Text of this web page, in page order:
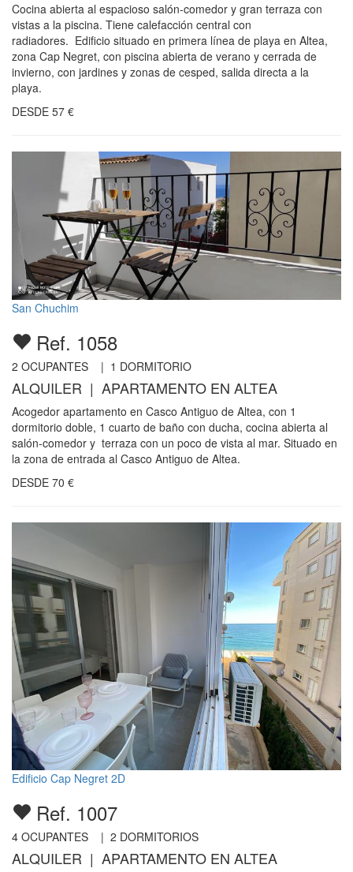
Cocina abierta al espacioso salón-comedor y gran terraza con
vistas a la piscina. Tiene calefacción central con
radiadores. Edificio situado en primera línea de playa en Altea,
zona Cap Negret, con piscina abierta de verano y cerrada de
invierno, con jardines y zonas de cesped, salida directa a la
playa.
DESDE 57 €
San Chuchim
Ref. 1058
2 OCUPANTES | 1 DORMITORIO
ALQUILER | APARTAMENTO EN ALTEA
Acogedor apartamento en Casco Antiguo de Altea, con 1
dormitorio doble, 1 cuarto de baño con ducha, cocina abierta al
salón-comedor y terraza con un poco de vista al mar. Situado en
la zona de entrada al Casco Antiguo de Altea.
DESDE 70 €
Edificio Cap Negret 2D
Ref. 1007
4 OCUPANTES | 2 DORMITORIOS
ALQUILER | APARTAMENTO EN ALTEA